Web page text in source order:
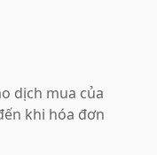
dịch mua của
khi hóa đơn